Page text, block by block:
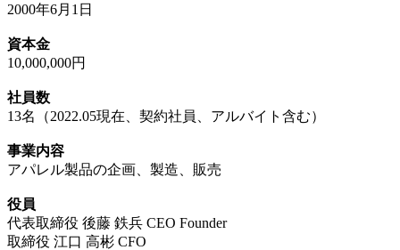
2000年6月1日
資本金
10,000,000円
社員数
13名（2022.05現在、契約社員、アルバイト含む）
事業内容
アパレル製品の企画、製造、販売
役員
代表取締役 後藤 鉄兵 CEO Founder
取締役 江口 高彬 CFO